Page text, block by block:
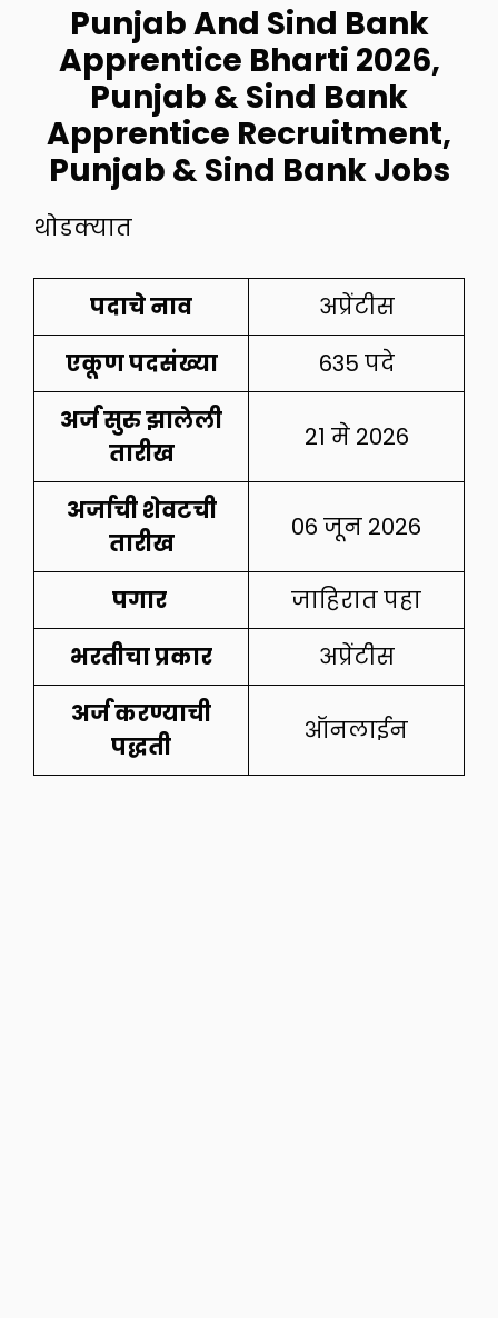
Punjab And Sind Bank
Apprentice Bharti 2026,
Punjab & Sind Bank
Apprentice Recruitment,
Punjab & Sind Bank Jobs
थोडक्यात
पदाचे नाव
अप्रेंटीस
एकूण पदसंख्या
635 पदे
अर्ज सुरु झालेली
तारीख
21 मे 2026
अर्जाची शेवटची
तारीख
06 जून 2026
पगार
जाहिरात पहा
भरतीचा प्रकार
अप्रेंटीस
अर्ज करण्याची
पद्धती
ऑनलाईन